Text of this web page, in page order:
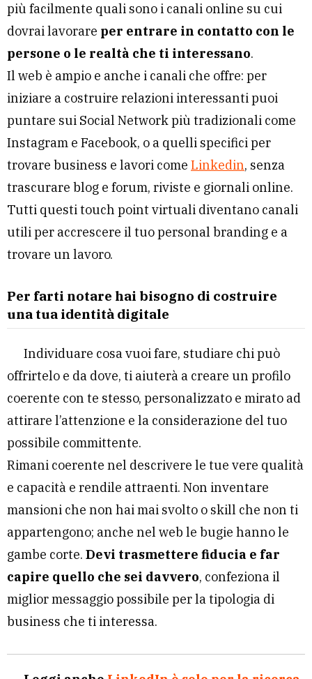
più facilmente quali sono i canali online su cui
dovrai lavorare per entrare in contatto con le
persone o le realtà che ti interessano.
Il web è ampio e anche i canali che offre: per
iniziare a costruire relazioni interessanti puoi
puntare sui Social Network più tradizionali come
Instagram e Facebook, o a quelli specifici per
trovare business e lavori come Linkedin, senza
trascurare blog e forum, riviste e giornali online.
Tutti questi touch point virtuali diventano canali
utili per accrescere il tuo personal branding e a
trovare un lavoro.
Per farti notare hai bisogno di costruire
una tua identità digitale
Individuare cosa vuoi fare, studiare chi può
offrirtelo e da dove, ti aiuterà a creare un profilo
coerente con te stesso, personalizzato e mirato ad
attirare l’attenzione e la considerazione del tuo
possibile committente.
Rimani coerente nel descrivere le tue vere qualità
e capacità e rendile attraenti. Non inventare
mansioni che non hai mai svolto o skill che non ti
appartengono; anche nel web le bugie hanno le
gambe corte. Devi trasmettere fiducia e far
capire quello che sei davvero, confeziona il
miglior messaggio possibile per la tipologia di
business che ti interessa.